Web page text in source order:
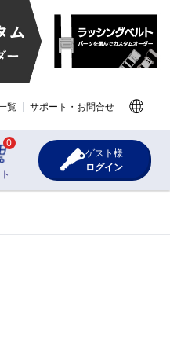
覧 サポート・お問合せ
0
ゲスト様
ログイン